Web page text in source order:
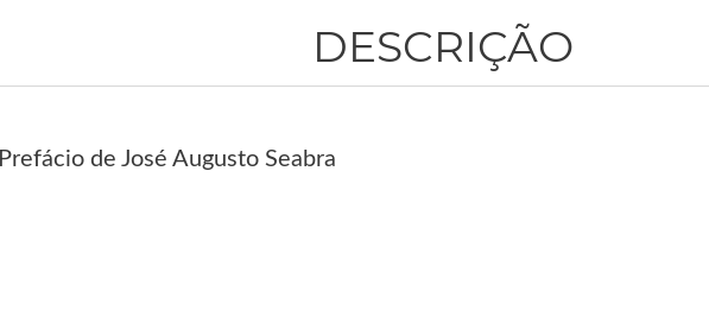
DESCRIÇÃO
Prefácio de José Augusto Seabra